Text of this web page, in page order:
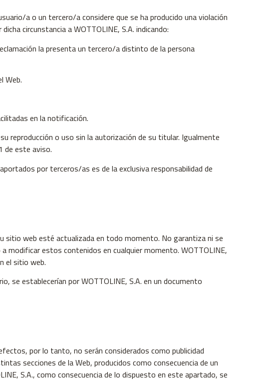
a o un tercero/a considere que se ha producido una violación
circunstancia a WOTTOLINE, S.A. indicando:
la presenta un tercero/a distinto de la persona
Web.
en la notificación.
reproducción o uso sin la autorización de su titular. Igualmente
de este aviso.
por terceros/as es de la exclusiva responsabilidad de
sitio web esté actualizada en todo momento. No garantiza ni se
modificar estos contenidos en cualquier momento. WOTTOLINE,
el sitio web.
se establecerían por WOTTOLINE, S.A. en un documento
por lo tanto, no serán considerados como publicidad
secciones de la Web, producidos como consecuencia de un
S.A., como consecuencia de lo dispuesto en este apartado, se